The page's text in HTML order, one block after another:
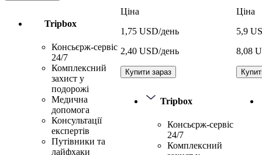
Tripbox
Консьєрж-сервіс
24/7
Комплексний
захист у
подорожі
Медична
допомога
Консультації
експертів
Путівники та
лайфхаки
Ціна
1,75 USD/день
2,40 USD/день
Купити зараз
Tripbox
Консьєрж-сервіс
24/7
Комплексний
Ціна
5,9
8,08